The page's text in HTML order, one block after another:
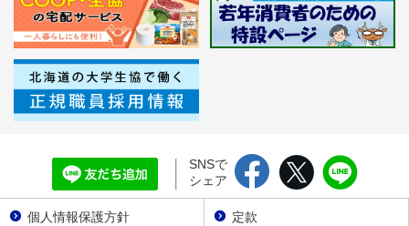
SNSで
シェア
個人情報保護方針
定款